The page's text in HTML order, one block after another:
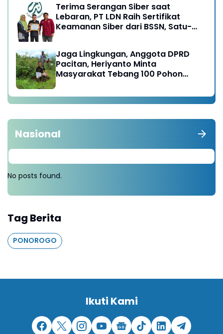
Terima Serangan Siber saat
Lebaran, PT LDN Raih Sertifikat
Keamanan Siber dari BSSN, Satu-
Jaga Lingkungan, Anggota DPRD
Pacitan, Heriyanto Minta
Masyarakat Tebang 100 Pohon
Nasional
No posts found.
Tag Berita
PONOROGO
Ikuti Kami